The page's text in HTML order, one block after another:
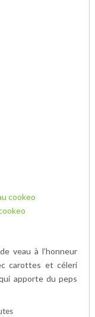
cookeo
veau à l’honneur
carottes et céleri
apporte du peps